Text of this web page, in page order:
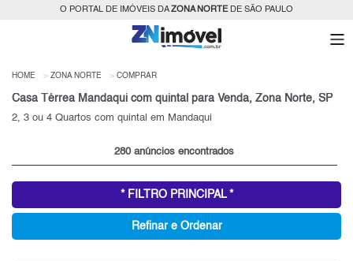
O PORTAL DE IMÓVEIS DAZONA NORTEDE SÃO PAULO
HOME ZONA NORTE COMPRAR
Casa Térrea Mandaqui com quintal para Venda, Zona Norte, SP
2, 3 ou 4 Quartos com quintal em Mandaqui
280 anúncios encontrados
* FILTRO PRINCIPAL *
Refinar e Ordenar